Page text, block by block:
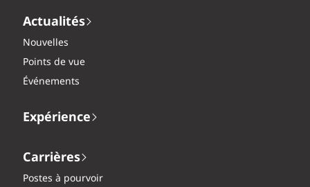
Actualités
Nouvelles
Points de vue
Événements
Expérience
Carrières
Postes à pourvoir